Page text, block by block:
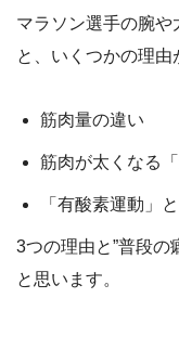
マラソン選手の腕や
と、いくつかの理由
筋肉量の違い
筋肉が太くなる
「有酸素運動」
3つの理由と”普段の
と思います。